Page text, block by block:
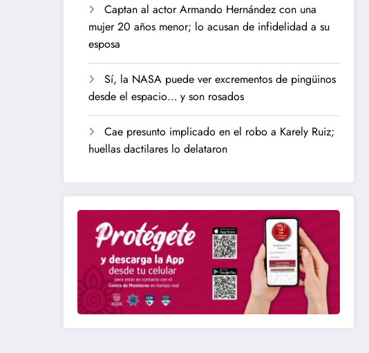
Captan al actor Armando Hernández con una
mujer 20 años menor; lo acusan de infidelidad a su
esposa
Sí, la NASA puede ver excrementos de pingüinos
desde el espacio… y son rosados
Cae presunto implicado en el robo a Karely Ruiz;
huellas dactilares lo delataron